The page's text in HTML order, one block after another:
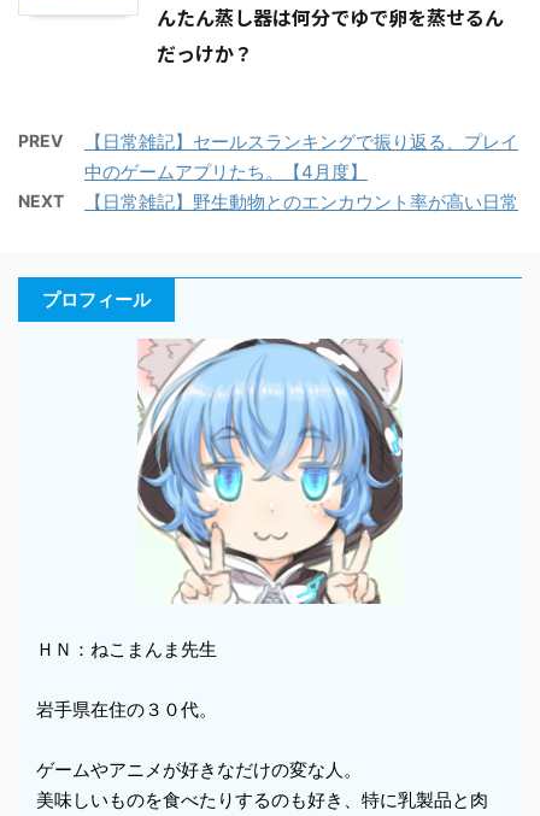
んたん蒸し器は何分でゆで卵を蒸せるん
だっけか？
PREV
【日常雑記】セールスランキングで振り返る、プレイ
中のゲームアプリたち。【4月度】
NEXT 【日常雑記】野生動物とのエンカウント率が高い日常
プロフィール
ＨＮ：ねこまんま先生
岩手県在住の３０代。
ゲームやアニメが好きなだけの変な人。
美味しいものを食べたりするのも好き、特に乳製品と肉